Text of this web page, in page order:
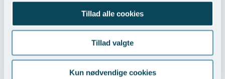
Tillad alle cookies
Tillad valgte
Kun nødvendige cookies
Besked